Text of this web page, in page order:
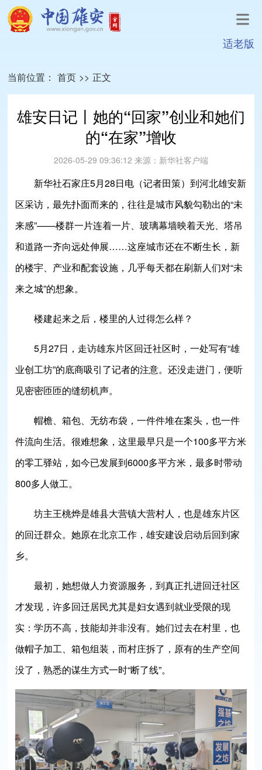
适老版
当前位置： 首页 >> 正文
雄安日记丨她的“回家”创业和她们
的“在家”增收
2026-05-29 09:36:12 来源： 新华社客户端
新华社石家庄5月28日电（记者田策）到河北雄安新
区采访，最先扑面而来的，往往是城市风貌勾勒出的“未
来感”——楼群一片连着一片、玻璃幕墙映着天光、塔吊
和道路一齐向远处伸展……这座城市还在不断生长，新
的楼宇、产业和配套设施，几乎每天都在刷新人们对“未
来之城”的想象。
楼建起来之后，楼里的人过得怎么样？
5月27日，走访雄东片区回迁社区时，一处写有“雄
业创工坊”的底商吸引了记者的注意。还没走进门，便听
见密密匝匝的缝纫机声。
帽檐、箱包、无纺布袋，一件件堆在案头，也一件
件流向生活。很难想象，这里最早只是一个100多平方米
的零工驿站，如今已发展到6000多平方米，最多时带动
800多人做工。
坊主王桃烨是雄县大营镇大营村人，也是雄东片区
的回迁群众。她原在北京工作，雄安建设启动后回到家
乡。
最初，她想做人力资源服务，到真正扎进回迁社区
才发现，许多回迁居民尤其是妇女遇到就业受限的现
实：学历不高，技能却并非没有。她们过去在村里，也
做帽子加工、箱包组装，而村庄拆了，原有的生产空间
没了，熟悉的谋生方式一时“断了线”。